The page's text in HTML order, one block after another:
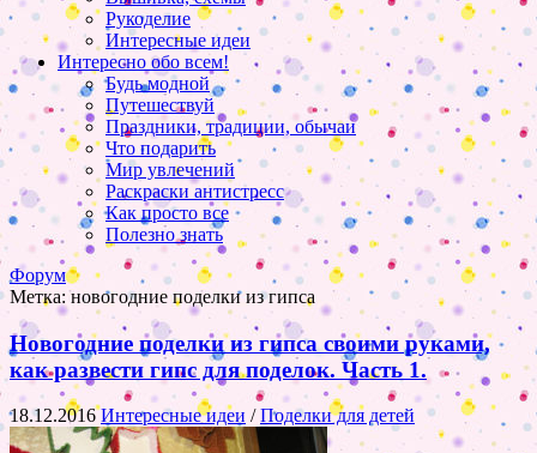
Рукоделие
Интересные идеи
Интересно обо всем!
Будь модной
Путешествуй
Праздники, традиции, обычаи
Что подарить
Мир увлечений
Раскраски антистресс
Как просто все
Полезно знать
Форум
Метка:новогодние поделки из гипса
Новогодние поделки из гипса своими руками,
как развести гипс для поделок. Часть 1.
18.12.2016Интересные идеи /Поделки для детей